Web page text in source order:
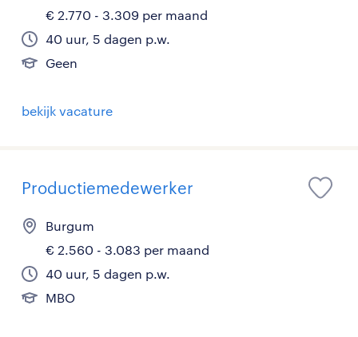
€ 2.770 - 3.309 per maand
40 uur, 5 dagen p.w.
Geen
bekijk vacature
Productiemedewerker
Burgum
€ 2.560 - 3.083 per maand
40 uur, 5 dagen p.w.
MBO